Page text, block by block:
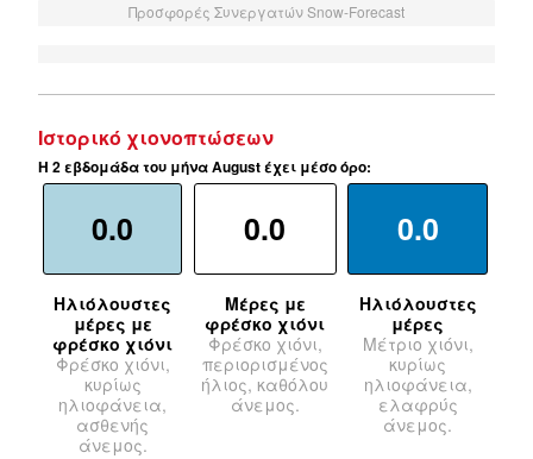
Προσφορές Συνεργατών Snow-Forecast
Ιστορικό χιονοπτώσεων
Η 2 εβδομάδα του μήνα August έχει μέσο όρο:
0.0
Ηλιόλουστες
μέρες με
φρέσκο χιόνι
Φρέσκο χιόνι,
κυρίως
ηλιοφάνεια,
ασθενής
άνεμος.
0.0
Μέρες με
φρέσκο χιόνι
Φρέσκο χιόνι,
περιορισμένος
ήλιος, καθόλου
άνεμος.
0.0
Ηλιόλουστες
μέρες
Μέτριο χιόνι,
κυρίως
ηλιοφάνεια,
ελαφρύς
άνεμος.